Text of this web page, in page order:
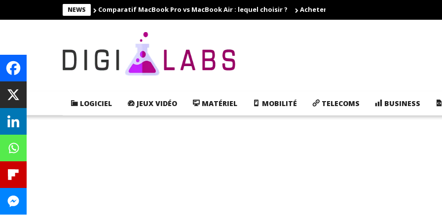
NEWS Comparatif MacBook Pro vs MacBook Air : lequel choisir ? Acheter des cartouches d'encre pas cher,
LOGICIEL JEUX VIDÉO MATÉRIEL MOBILITÉ TELECOMS BUSINESS